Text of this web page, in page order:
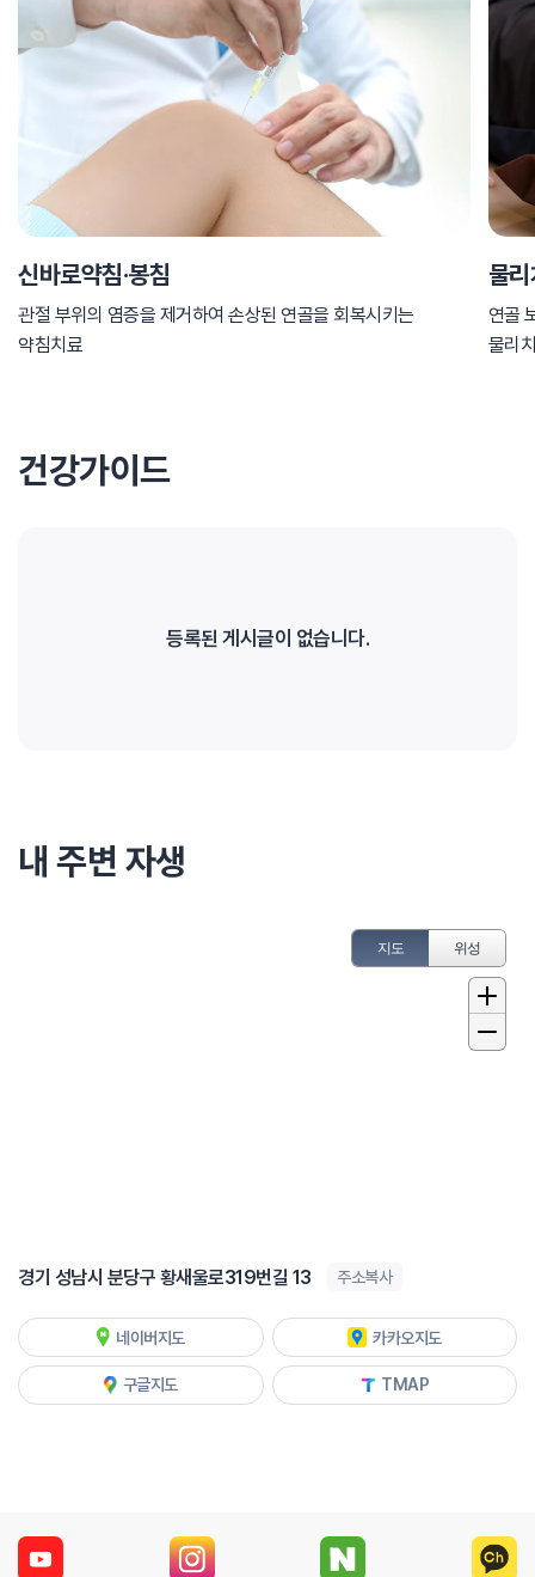
신바로약침·봉침
관절 부위의 염증을 제거하여 손상된 연골을 회복시키는
약침치료
물
연골
물리
건강가이드
등록된 게시글이 없습니다.
내 주변 자생
지도 위성
경기 성남시 분당구 황새울로319번길 13 주소복사
네이버지도 카카오지도
구글지도 TMAP